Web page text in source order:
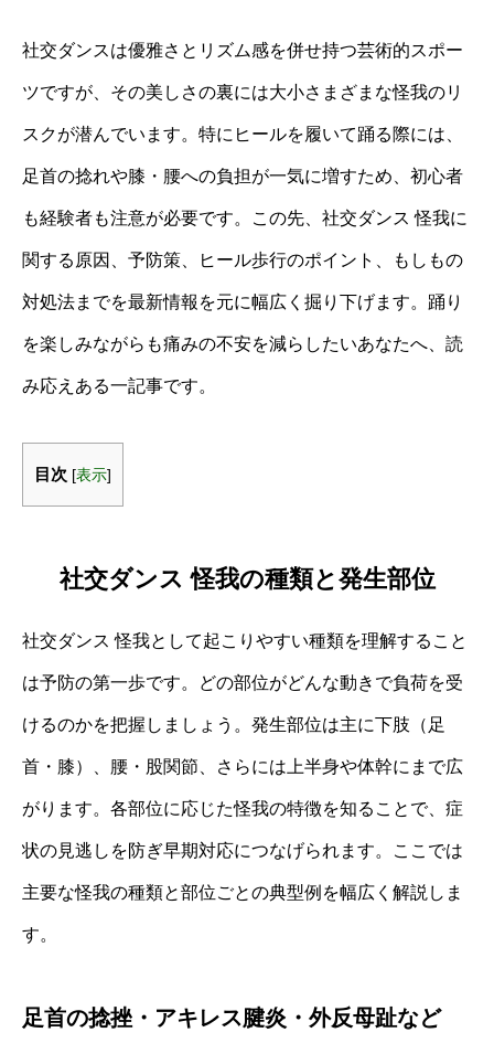
社交ダンスは優雅さとリズム感を併せ持つ芸術的スポー
ツですが、その美しさの裏には大小さまざまな怪我のリ
スクが潜んでいます。特にヒールを履いて踊る際には、
足首の捻れや膝・腰への負担が一気に増すため、初心者
も経験者も注意が必要です。この先、社交ダンス 怪我に
関する原因、予防策、ヒール歩行のポイント、もしもの
対処法までを最新情報を元に幅広く掘り下げます。踊り
を楽しみながらも痛みの不安を減らしたいあなたへ、読
み応えある一記事です。
目次 [表示]
社交ダンス 怪我の種類と発生部位
社交ダンス 怪我として起こりやすい種類を理解すること
は予防の第一歩です。どの部位がどんな動きで負荷を受
けるのかを把握しましょう。発生部位は主に下肢（足
首・膝）、腰・股関節、さらには上半身や体幹にまで広
がります。各部位に応じた怪我の特徴を知ることで、症
状の見逃しを防ぎ早期対応につなげられます。ここでは
主要な怪我の種類と部位ごとの典型例を幅広く解説しま
す。
足首の捻挫・アキレス腱炎・外反母趾など